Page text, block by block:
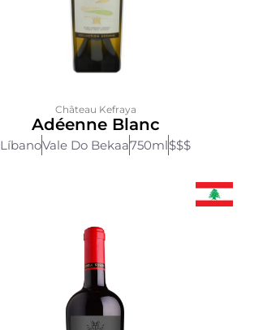
Château Kefraya
Adéenne Blanc
LíbanoVale Do Bekaa750ml$$$